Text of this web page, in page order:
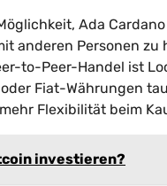
Ada
anderen Personen
to-Peer-Handel ist
Fiat-Währungen
Flexibilität beim
investieren?